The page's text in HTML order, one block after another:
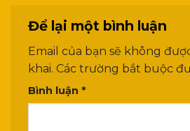
Để lại một bình luận
Email của bạn sẽ không
khai. Các trường bắt buộc
Bình luận *